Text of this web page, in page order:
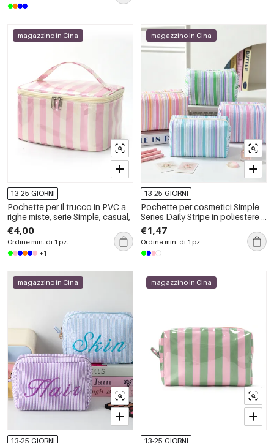
magazzino in Cina
13-25 GIORNI
Pochette per il trucco in PVC a
righe miste, serie Simple, casual,
€4,00
Ordine min. di 1 pz.
+1
magazzino in Cina
13-25 GIORNI
Pochette per cosmetici Simple
Series Daily Stripe in poliestere a
colori misti
€1,47
Ordine min. di 1 pz.
magazzino in Cina
13-25 GIORNI
magazzino in Cina
13-25 GIORNI